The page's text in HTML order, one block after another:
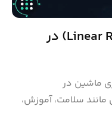
رگرسیون خطی (Linear Regression) در
ماشین در
سلامت، آموزش،